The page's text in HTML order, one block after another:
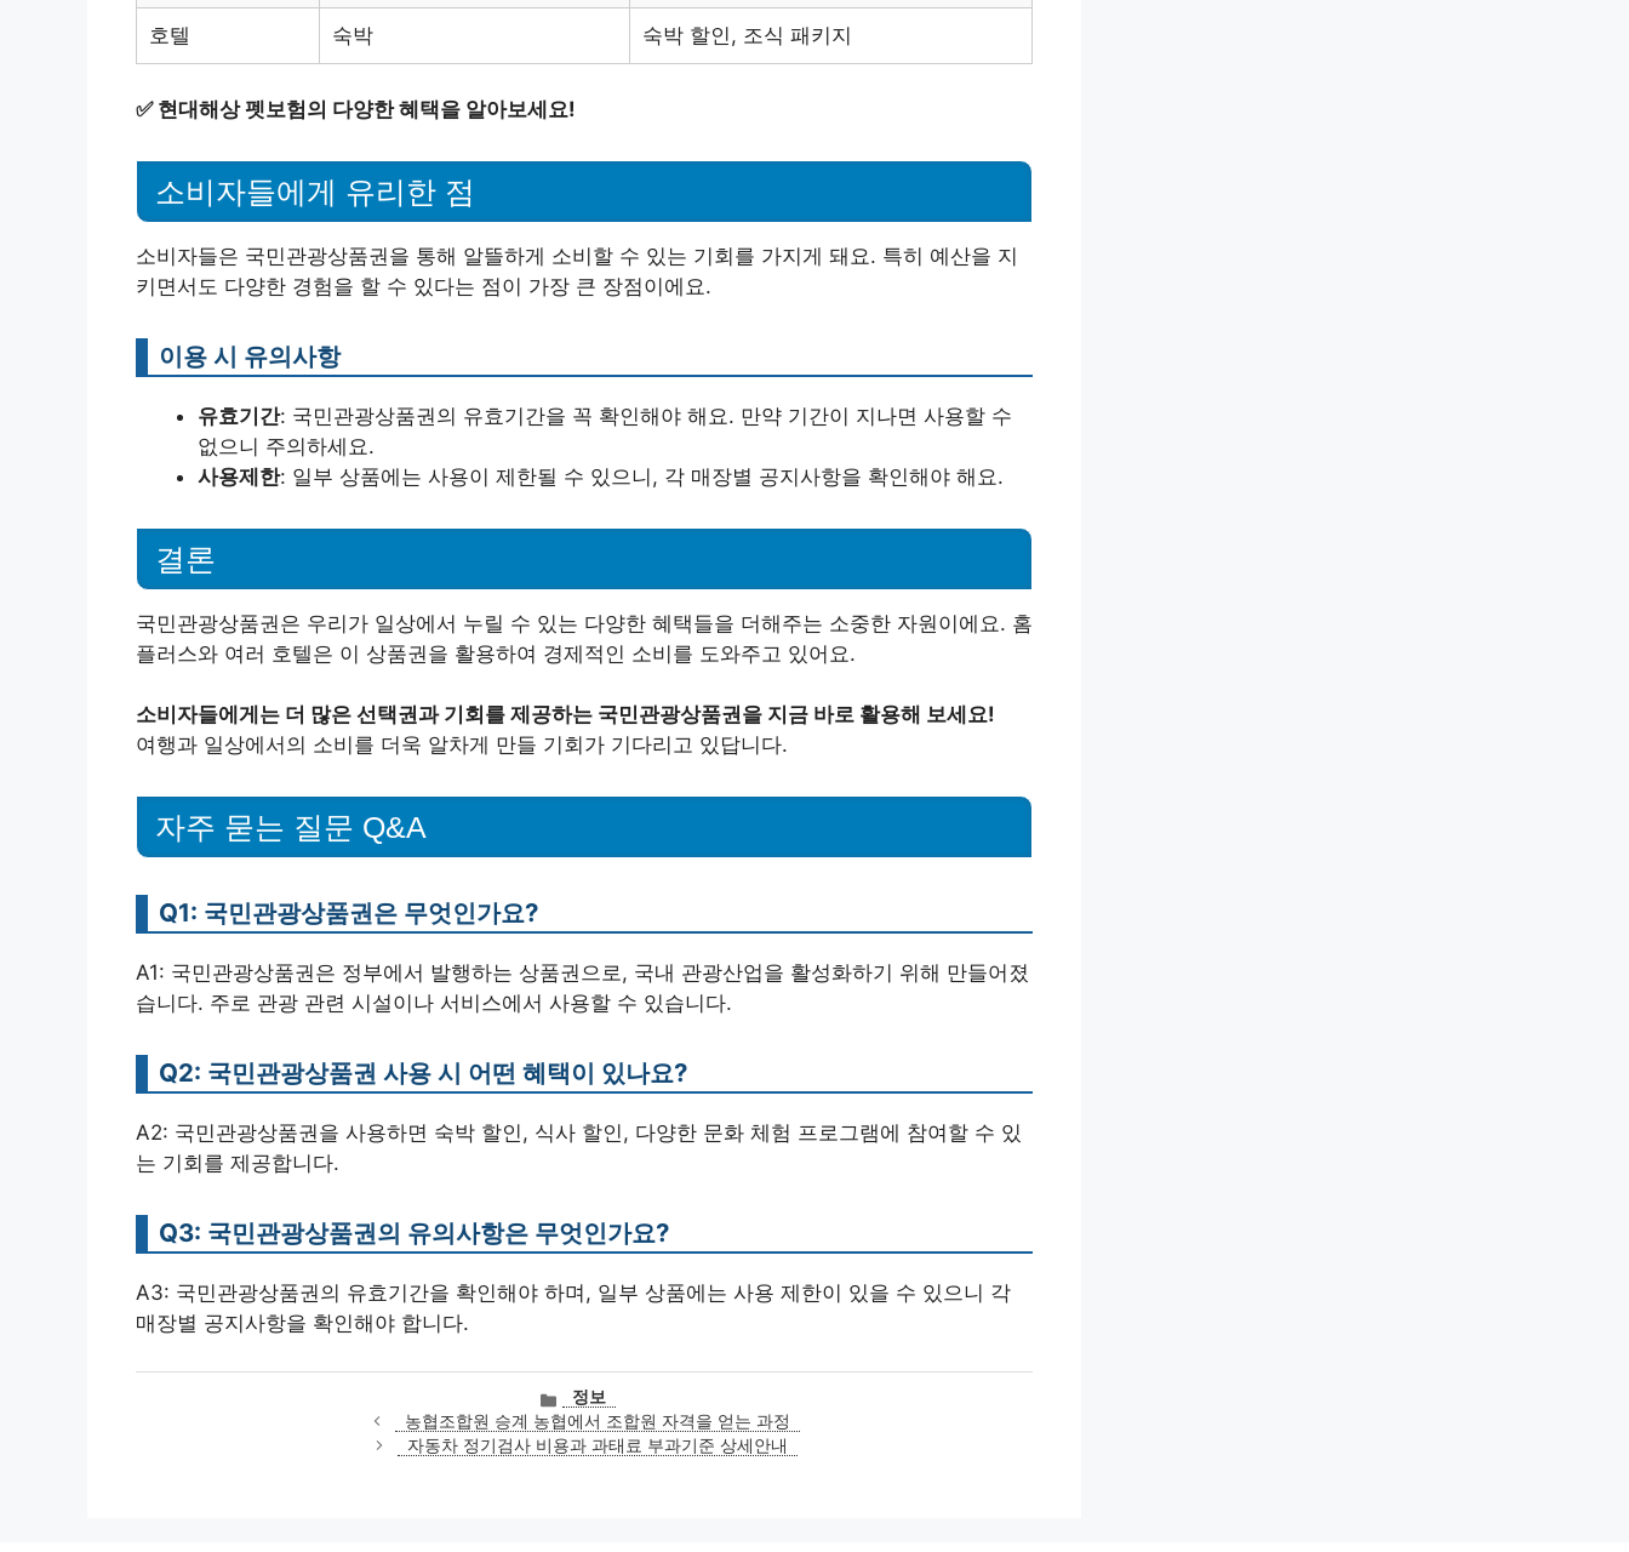
호텔 숙박 숙박 할인, 조식 패키지
✅ 현대해상 펫보험의 다양한 혜택을 알아보세요!
소비자들에게 유리한 점
소비자들은 국민관광상품권을 통해 알뜰하게 소비할 수 있는 기회를 가지게 돼요. 특히 예산을 지
키면서도 다양한 경험을 할 수 있다는 점이 가장 큰 장점이에요.
이용 시 유의사항
유효기간: 국민관광상품권의 유효기간을 꼭 확인해야 해요. 만약 기간이 지나면 사용할 수
없으니 주의하세요.
사용제한: 일부 상품에는 사용이 제한될 수 있으니, 각 매장별 공지사항을 확인해야 해요.
결론
국민관광상품권은 우리가 일상에서 누릴 수 있는 다양한 혜택들을 더해주는 소중한 자원이에요. 홈
플러스와 여러 호텔은 이 상품권을 활용하여 경제적인 소비를 도와주고 있어요.
소비자들에게는 더 많은 선택권과 기회를 제공하는 국민관광상품권을 지금 바로 활용해 보세요!
여행과 일상에서의 소비를 더욱 알차게 만들 기회가 기다리고 있답니다.
자주 묻는 질문 Q&A
Q1: 국민관광상품권은 무엇인가요?
A1: 국민관광상품권은 정부에서 발행하는 상품권으로, 국내 관광산업을 활성화하기 위해 만들어졌
습니다. 주로 관광 관련 시설이나 서비스에서 사용할 수 있습니다.
Q2: 국민관광상품권 사용 시 어떤 혜택이 있나요?
A2: 국민관광상품권을 사용하면 숙박 할인, 식사 할인, 다양한 문화 체험 프로그램에 참여할 수 있
는 기회를 제공합니다.
Q3: 국민관광상품권의 유의사항은 무엇인가요?
A3: 국민관광상품권의 유효기간을 확인해야 하며, 일부 상품에는 사용 제한이 있을 수 있으니 각
매장별 공지사항을 확인해야 합니다.
카
테
고
정보
농협조합원 승계 농협에서 조합원 자격을 얻는 과정
자동차 정기검사 비용과 과태료 부과기준 상세안내